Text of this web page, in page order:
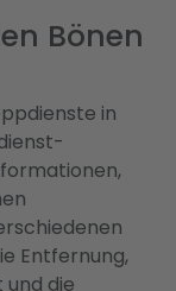
Bönen
in
Entfernung,
und die